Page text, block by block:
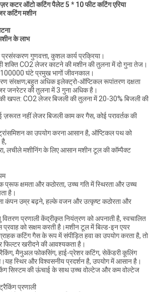
कटर ऑटो कटिंग पैलेट 5 * 10 फीट कटिंग एरिया
कटिंग मशीन
के लाभ
गुणवत्ता, कुशल कार्य प्रक्रिया।
शक्ति CO2 लेजर काटने की मशीन की तुलना में दो गुना तेज।
घंटे प्रमुख भागों जीवनकाल।
संरक्षण;बहुत अधिक इलेक्ट्रो-ऑप्टिकल रूपांतरण दक्षता
जनरेटर की तुलना में 3 गुना अधिक है।
खपत: CO2 लेजर बिजली की तुलना में 20-30% बिजली की
नहीं लेजर बिजली काम कर गैस, कोई परावर्तक की
का उपयोग करना आसान है, ऑप्टिकल पथ को
लचीले मशीनिंग के लिए आसान मशीन टूल की कॉम्पैक्ट
प्रूफ क्षमता और कठोरता, उच्च गति में स्थिरता और उच्च
है।
कंपन उम्र बढ़ने, हल्के वजन और उत्कृष्ट कठोरता और
वितरण प्रणाली केंद्रीकृत नियंत्रण को अपनाती है, स्वचालित
को सक्षम करती है।मशीन टूल में बिल्ड-इन एयर
कटिंग गैस के रूप में संपीड़ित हवा का उपयोग करता है, तो
फिल्टर खरीदने की आवश्यकता है।
मैनुअल फोकसिंग, हाई-प्रेशर कटिंग, सेकेंडरी कूलिंग
स्थिर और विश्वसनीय प्रदर्शन है, उपयोग में आसान है।
सिस्टम की ऊंचाई के साथ उच्च वोल्टेज और कम वोल्टेज
प्रणाली